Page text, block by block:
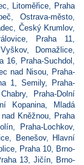
Litoměřice,
Praha
Ostrava-město
Český Krumlov,
Praha 11
Vyškov, Domažlice
16 Praha-Suchdol
nad Nisou
Praha-
1 ,Semily,
Praha-
,
Praha-Dolní
Kopanina,
Mladá
Kněžnou,
Praha
, Praha-Lochkov,
Benešov,
Hlavní
Praha 10
Brno-
13 Jičín
Brno-